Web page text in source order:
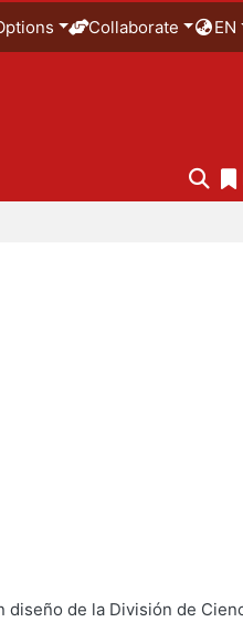
Collaborate EN
de la División de